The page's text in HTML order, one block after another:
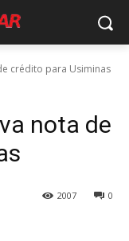
crédito para Usiminas
nota de
0
2007